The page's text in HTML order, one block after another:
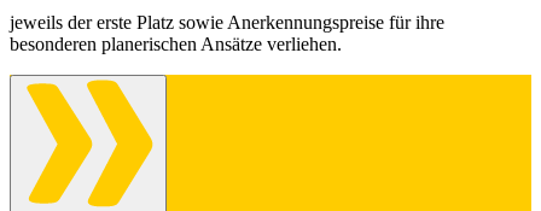
jeweils der erste Platz sowie Anerkennungspreise für ihre
besonderen planerischen Ansätze verliehen.